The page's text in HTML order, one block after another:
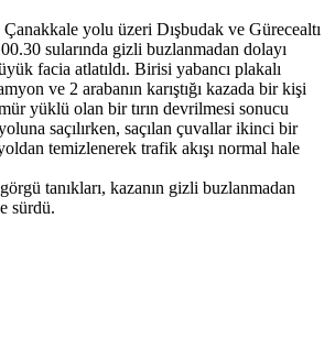
yolu üzeri Dışbudak ve Gürecealtı
sularında gizli buzlanmadan dolayı
facia atlatıldı. Birisi yabancı plakalı
ve 2 arabanın karıştığı kazada bir kişi
yüklü olan bir tırın devrilmesi sonucu
saçılırken, saçılan çuvallar ikinci bir
temizlenerek trafik akışı normal hale
tanıkları, kazanın gizli buzlanmadan
sürdü.